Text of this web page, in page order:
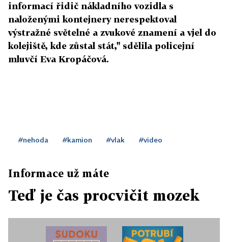
informací řidič nákladního vozidla s
naloženými kontejnery nerespektoval
výstražné světelné a zvukové znamení a vjel do
kolejiště, kde zůstal stát," sdělila policejní
mluvčí Eva Kropáčová.
#nehoda #kamion #vlak #video
Informace už máte
Teď je čas procvičit mozek